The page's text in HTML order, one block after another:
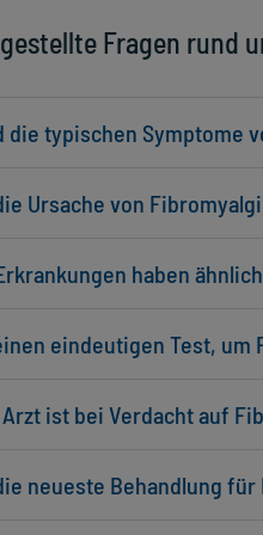
Fragen rund
die typischen Symptome
Ursache von
haben
eindeutigen Test,
ist bei Verdacht auf
neueste Behandlung